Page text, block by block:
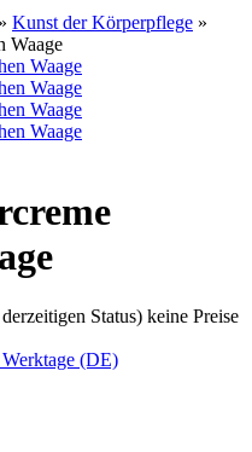
» Kunst der Körperpflege »
Waage
Status) keine Preise
(DE)